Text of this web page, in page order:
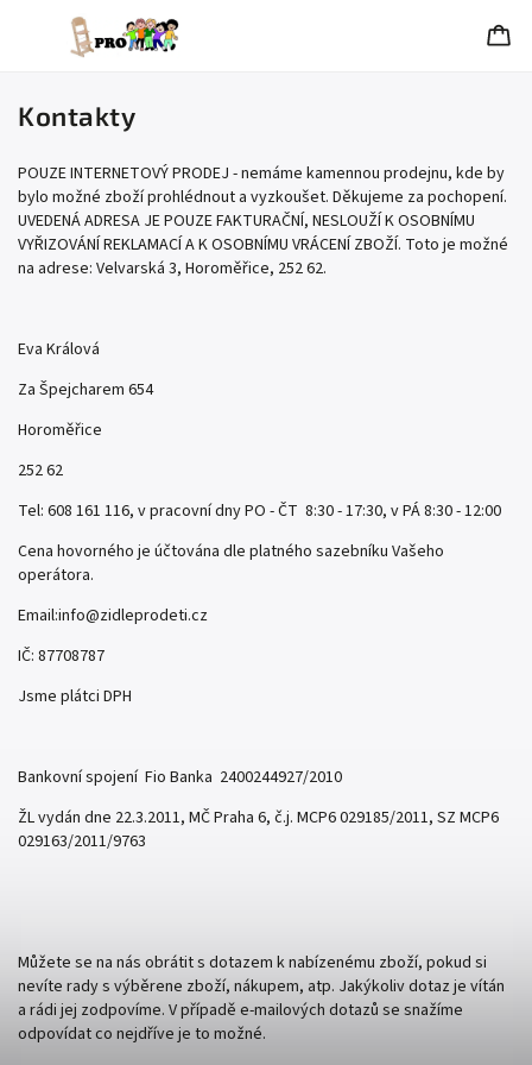
Kontakty
POUZE INTERNETOVÝ PRODEJ - nemáme kamennou prodejnu, kde by
bylo možné zboží prohlédnout a vyzkoušet. Děkujeme za pochopení.
UVEDENÁ ADRESA JE POUZE FAKTURAČNÍ, NESLOUŽÍ K OSOBNÍMU
VYŘIZOVÁNÍ REKLAMACÍ A K OSOBNÍMU VRÁCENÍ ZBOŽÍ. Toto je možné
na adrese: Velvarská 3, Horoměřice, 252 62.
Eva Králová
Za Špejcharem 654
Horoměřice
252 62
Tel: 608 161 116, v pracovní dny PO - ČT 8:30 - 17:30, v PÁ 8:30 - 12:00
Cena hovorného je účtována dle platného sazebníku Vašeho
operátora.
Email:info@zidleprodeti.cz
IČ: 87708787
Jsme plátci DPH
Bankovní spojení Fio Banka 2400244927/2010
ŽL vydán dne 22.3.2011, MČ Praha 6, č.j. MCP6 029185/2011, SZ MCP6
029163/2011/9763
Můžete se na nás obrátit s dotazem k nabízenému zboží, pokud si
nevíte rady s výběrene zboží, nákupem, atp. Jakýkoliv dotaz je vítán
a rádi jej zodpovíme. V případě e-mailových dotazů se snažíme
odpovídat co nejdříve je to možné.